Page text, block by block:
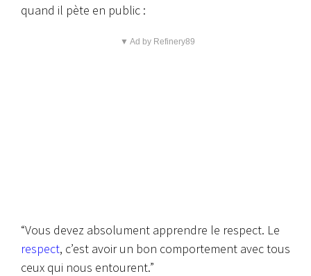
quand il pète en public :
▼ Ad by Refinery89
“Vous devez absolument apprendre le respect. Le
respect, c’est avoir un bon comportement avec tous
ceux qui nous entourent.”